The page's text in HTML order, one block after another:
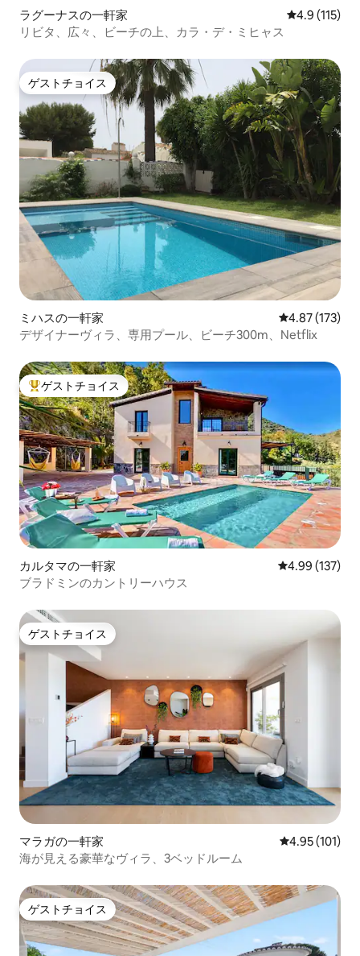
ーなどが備わっています。ビーチ、グル
メ、地中海のライフスタイルを楽しみた
す。国際的で多様性に富み、インクルー
シブな雰囲気で知られる、トレモリノス
で最も人気のあるエリアの 1 つにある絶
好のロケーション。パーティーは禁止さ
れています。コミュニティの規則を尊重
しないグループは受け入れられません。
ビーチタオル、ビーチチェア/ハンモッ
ク、ビーチパラソルは無料です。リクエ
ストに応じてベビーベッドとベビーチェ
アを無料でご利用いただけます。7泊以上
のご滞在の場合、週に1回の無料清掃。
ラグーナスの一軒家 レビュー115
4.9 (115)
リビタ、広々、ビーチの上、カラ・デ・ミヒャス
ゲストチョイス
ゲストチョイス
ミハスの一軒家 レビュー173
4.87 (173)
デザイナーヴィラ、専用プール、ビーチ300m、Netflix
大好評のゲストチョイスです。
ゲストチョイス
カルタマの一軒家 レビュー137
4.99 (137)
ブラドミンのカントリーハウス
ゲストチョイス
ゲストチョイス
マラガの一軒家 レビュー101
4.95 (101)
海が見える豪華なヴィラ、3ベッドルーム
ゲストチョイス
ゲストチョイス